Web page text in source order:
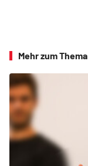
Mehr zum Thema